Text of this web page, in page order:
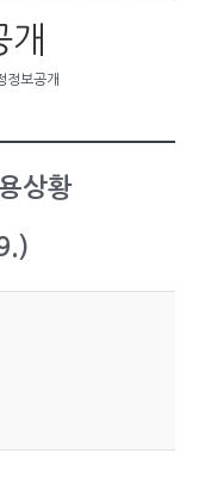
개
정보공개
상황